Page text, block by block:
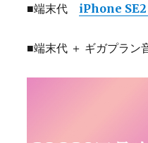
■端末代 iPhone
■端末代 ＋ ギガプラン